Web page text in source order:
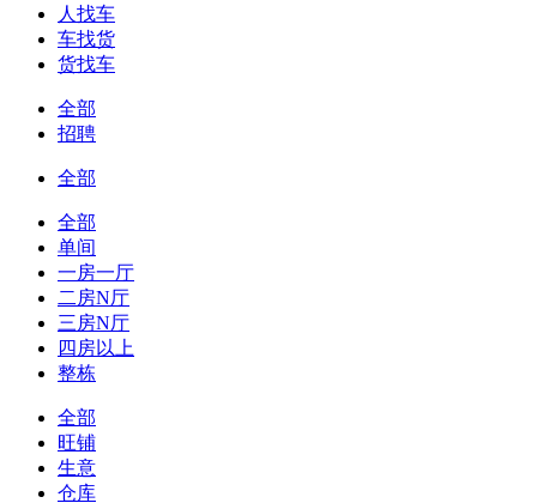
人找车
车找货
货找车
全部
招聘
全部
全部
单间
一房一厅
二房N厅
三房N厅
四房以上
整栋
全部
旺铺
生意
仓库